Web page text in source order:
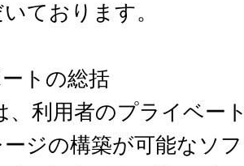
ております。
トの総括
、利用者のプライベー
ジの構築が可能なソ